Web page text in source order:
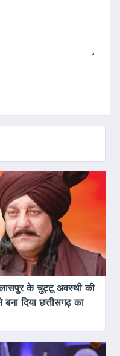
के चुट्टू अवस्थी की
दिया छत्तीसगढ़ का